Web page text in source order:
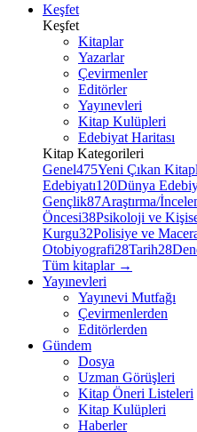
Keşfet
Keşfet
Kitaplar
Yazarlar
Çevirmenler
Editörler
Yayınevleri
Kitap Kulüpleri
Edebiyat Haritası
Kitap Kategorileri
Genel475Yeni Çıkan
Edebiyatı120Dünya
Gençlik87Araştırma/
Öncesi38Psikoloji ve
Kurgu32Polisiye ve
Otobiyografi28Tarih28
Tüm kitaplar →
Yayınevleri
Yayınevi Mutfağı
Çevirmenlerden
Editörlerden
Gündem
Dosya
Uzman Görüşleri
Kitap Öneri Listeleri
Kitap Kulüpleri
Haberler